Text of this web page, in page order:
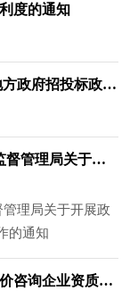
度的通知
首部行业领域公平竞争审查规则出台 为地方政府招投标政策制定提供指引——《招标投标领域公平竞争审查规则》专家解读之一
四川省财政厅 四川省公安厅 四川省市场监督管理局关于开展政府采购领域“四类”违法违规行为专项整治工作的通知
理局关于开展政
的通知
四川省住房和城乡建设厅关于取消工程造价咨询企业资质审批的通告